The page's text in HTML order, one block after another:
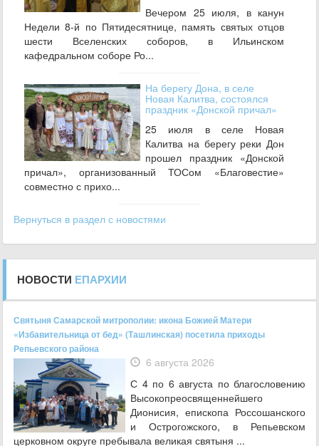
Вечером 25 июля, в канун
Недели 8-й по Пятидесятнице, память святых отцов
шести Вселенских соборов, в Ильинском
кафедральном соборе Ро...
На берегу Дона, в селе
Новая Калитва, состоялся
праздник «Донской причал»
25 июля в селе Новая
Калитва на берегу реки Дон
прошел праздник «Донской
причал», организованный ТОСом «Благовестие»
совместно с прихо...
Вернуться в раздел с новостями
НОВОСТИ ЕПАРХИИ
Святыня Самарской митрополии: икона Божией Матери
«Избавительница от бед» (Ташлинская) посетила приходы
Репьевского района
6 августа 2026
С 4 по 6 августа по благословению
Высокопреосвященнейшего
Дионисия, епископа Россошанского
и Острогожского, в Репьевском
церковном округе пребывала великая святыня ...